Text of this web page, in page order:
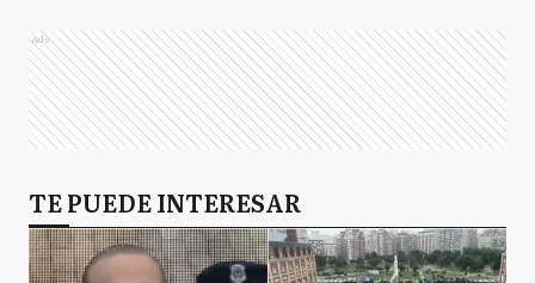
Ads
TE PUEDE INTERESAR